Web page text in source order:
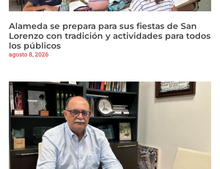
Alameda se prepara para sus fiestas de San
Lorenzo con tradición y actividades para todos
los públicos
agosto 8, 2026